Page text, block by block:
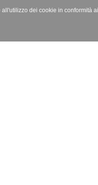
dei cookie in